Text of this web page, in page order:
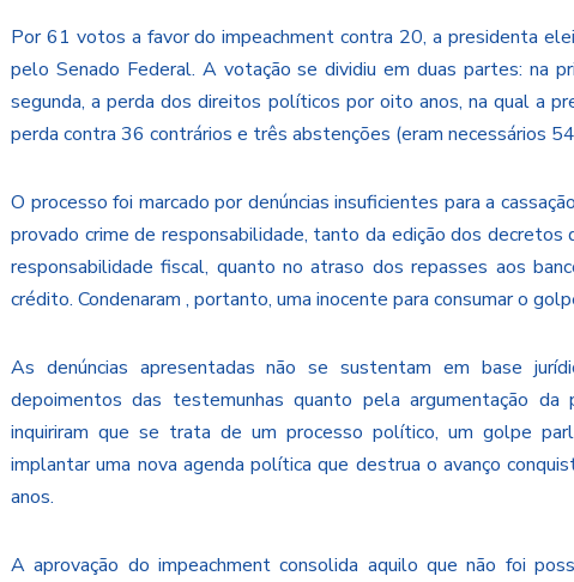
Por 61 votos a favor do impeachment contra 20, a presidenta
pelo Senado Federal. A votação se dividiu em duas partes: na
segunda, a perda dos direitos políticos por oito anos, na qual a
perda contra 36 contrários e três abstenções (eram necessários
O processo foi marcado por denúncias insuficientes para a
provado crime de responsabilidade, tanto da edição dos
responsabilidade fiscal, quanto no atraso dos repasses aos
crédito. Condenaram , portanto, uma inocente para consumar o
As denúncias apresentadas não se sustentam em base
depoimentos das testemunhas quanto pela argumentação
inquiriram que se trata de um processo político, um golpe
implantar uma nova agenda política que destrua o avanço
anos.
A aprovação do impeachment consolida aquilo que não foi